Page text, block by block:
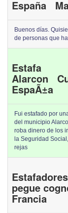
España
Buenos días.
de personas que
Estafa
Alarcon
EspaÃ±a
Fui estafado por
del municipio
roba dinero de los
la Seguridad
rejas
pegue
Francia